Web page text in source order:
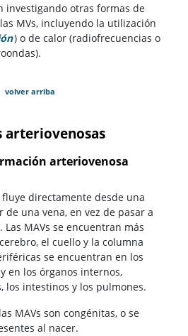
investigando otras formas de
MVs, incluyendo la utilización
) o de calor (radiofrecuencias o
volver arriba
arteriovenosas
arteriovenosa
fluye directamente desde una
una vena, en vez de pasar a
MAVs se encuentran más
el cuello y la columna
se encuentran en los
en los órganos internos,
los intestinos y los pulmones.
MAVs son congénitas, o se
al nacer.